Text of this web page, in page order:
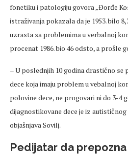
fonetiku i patologiju govora „Đorđe
istraživanja pokazala da je 1953. bilo
uzrasta sa problemima u verbalnoj
procenat 1986. bio 46 odsto, a prošle
– U poslednjih 10 godina drastično
dece koja imaju problem u vebalnoj
polovine dece, ne progovari ni do 3-4
dijagnostikovane dece je iz
objašnjava Sovilj.
Pedijatar da